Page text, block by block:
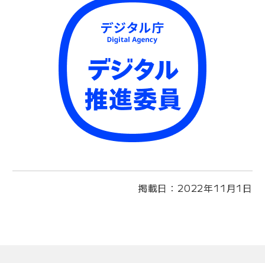
掲載日： 2022年11月1日